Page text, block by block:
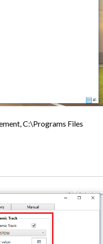
C:\Programs Files